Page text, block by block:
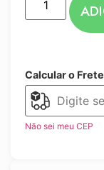
Calcular o Frete
Não sei meu CEP